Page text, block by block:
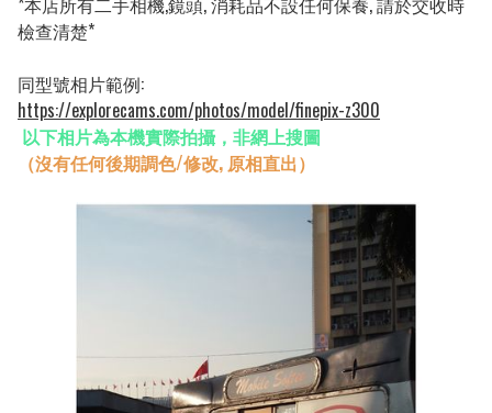
檢查清楚*
同型號相片範例:
https://explorecams.com/photos/model/finepix-z300
以下相片為本機實際拍攝，非網上搜圖
（沒有任何後期調色/修改, 原相直出）